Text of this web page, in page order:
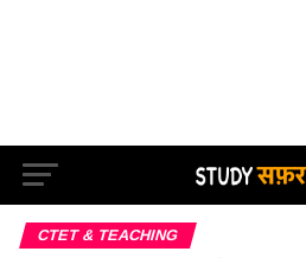
CTET & TEACHING